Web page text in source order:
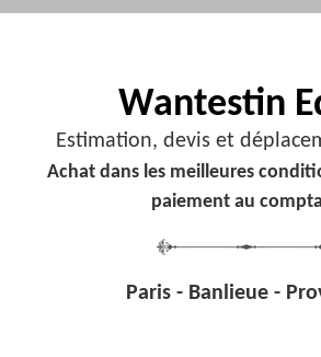
Wantestin
Estimation, devis et
Achat dans les meilleures
paiement au
Paris - Banlieue -